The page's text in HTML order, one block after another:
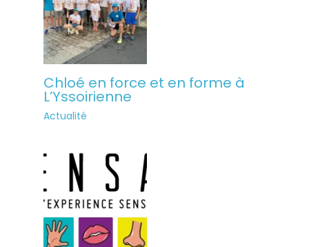
Chloé en force et en forme à
L’Yssoirienne
Actualité